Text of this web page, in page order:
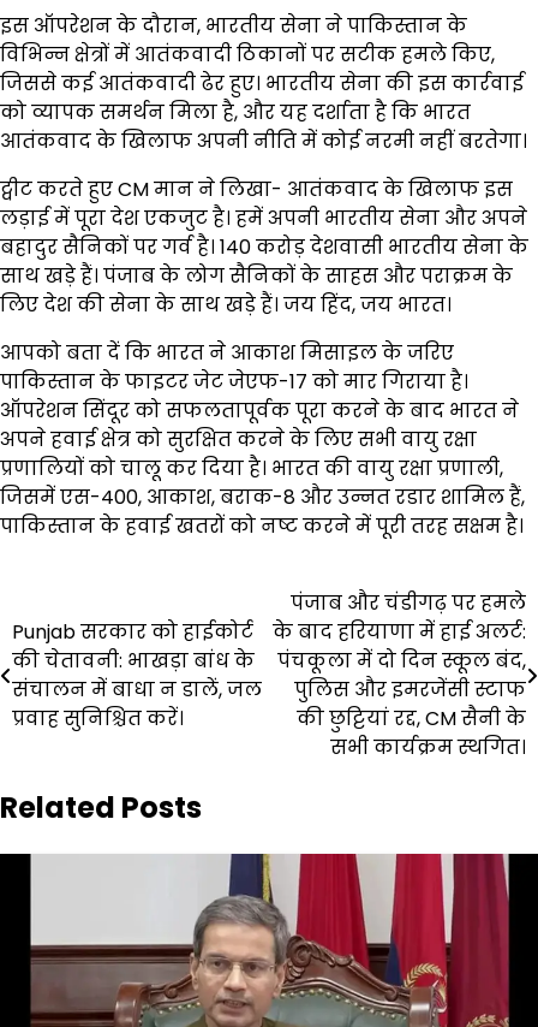
इस ऑपरेशन के दौरान, भारतीय सेना ने पाकिस्तान के
विभिन्न क्षेत्रों में आतंकवादी ठिकानों पर सटीक हमले किए,
जिससे कई आतंकवादी ढेर हुए। भारतीय सेना की इस कार्रवाई
को व्यापक समर्थन मिला है, और यह दर्शाता है कि भारत
आतंकवाद के खिलाफ अपनी नीति में कोई नरमी नहीं बरतेगा।
ट्वीट करते हुए CM मान ने लिखा- आतंकवाद के खिलाफ इस
लड़ाई में पूरा देश एकजुट है। हमें अपनी भारतीय सेना और अपने
बहादुर सैनिकों पर गर्व है। 140 करोड़ देशवासी भारतीय सेना के
साथ खड़े हैं। पंजाब के लोग सैनिकों के साहस और पराक्रम के
लिए देश की सेना के साथ खड़े हैं। जय हिंद, जय भारत।
आपको बता दें कि भारत ने आकाश मिसाइल के जरिए
पाकिस्तान के फाइटर जेट जेएफ-17 को मार गिराया है।
ऑपरेशन सिंदूर को सफलतापूर्वक पूरा करने के बाद भारत ने
अपने हवाई क्षेत्र को सुरक्षित करने के लिए सभी वायु रक्षा
प्रणालियों को चालू कर दिया है। भारत की वायु रक्षा प्रणाली,
जिसमें एस-400, आकाश, बराक-8 और उन्नत रडार शामिल हैं,
पाकिस्तान के हवाई खतरों को नष्ट करने में पूरी तरह सक्षम है।
navigation
Punjab सरकार को हाईकोर्ट
की चेतावनी: भाखड़ा बांध के
संचालन में बाधा न डालें, जल
प्रवाह सुनिश्चित करें।
पंजाब और चंडीगढ़ पर हमले
के बाद हरियाणा में हाई अलर्ट:
पंचकूला में दो दिन स्कूल बंद,
पुलिस और इमरजेंसी स्टाफ
की छुट्टियां रद्द, CM सैनी के
सभी कार्यक्रम स्थगित।
Related Posts